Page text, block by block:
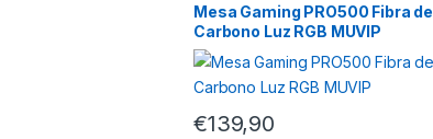
Mesa Gaming PRO500 Fibra de
Carbono Luz RGB MUVIP
€139,90